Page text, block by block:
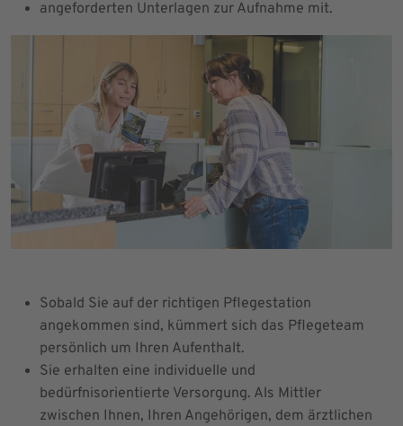
angeforderten Unterlagen zur Aufnahme mit.
Sobald Sie auf der richtigen Pflegestation
angekommen sind, kümmert sich das Pflegeteam
persönlich um Ihren Aufenthalt.
Sie erhalten eine individuelle und
bedürfnisorientierte Versorgung. Als Mittler
zwischen Ihnen, Ihren Angehörigen, dem ärztlichen